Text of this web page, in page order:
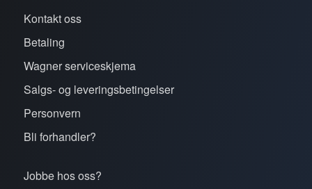
Kontakt oss
Betaling
Wagner serviceskjema
Salgs- og leveringsbetingelser
Personvern
Bli forhandler?
Jobbe hos oss?